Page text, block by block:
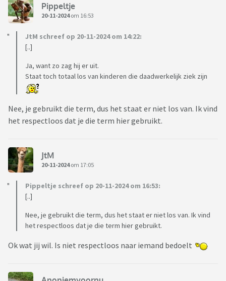
Pippeltje
20-11-2024om 16:53
JtM schreef op 20-11-2024 om 14:22:
[..]
Ja, want zo zag hij er uit.
Staat toch totaal los van kinderen die daadwerkelijk ziek zijn
Nee, je gebruikt die term, dus het staat er niet los van. Ik vind
het respectloos dat je die term hier gebruikt.
JtM
20-11-2024om 17:05
Pippeltje schreef op 20-11-2024 om 16:53:
[..]
Nee, je gebruikt die term, dus het staat er niet los van. Ik vind
het respectloos dat je die term hier gebruikt.
Ok wat jij wil. Is niet respectloos naar iemand bedoelt